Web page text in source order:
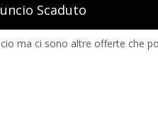
Scaduto
ma ci sono altre offerte che